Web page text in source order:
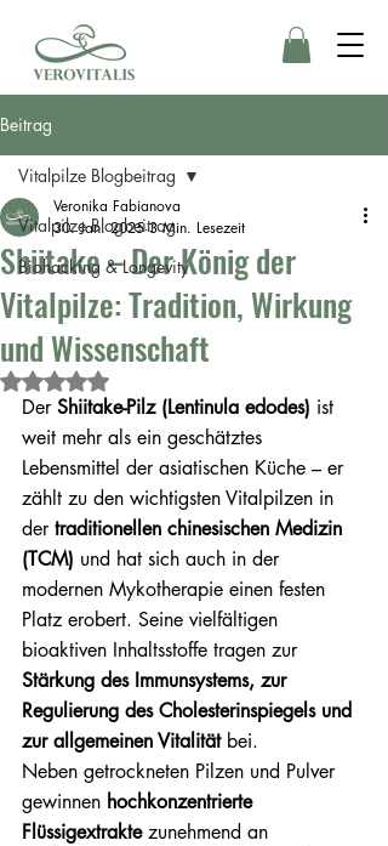
Beitrag
Vitalpilze Blogbeitrag
Biohacking & Longevity
Vitalpilze Blogbeitrag
Shiitake – Der König der
Vitalpilze: Tradition, Wirkung
und Wissenschaft
Veronika Fabianova
30. Jan. 2025 3 Min. Lesezeit
Mit NaN von 5 Sternen bewertet.
Der Shiitake-Pilz (Lentinula edodes) ist
weit mehr als ein geschätztes
Lebensmittel der asiatischen Küche – er
zählt zu den wichtigsten Vitalpilzen in
der traditionellen chinesischen Medizin
(TCM) und hat sich auch in der
modernen Mykotherapie einen festen
Platz erobert. Seine vielfältigen
bioaktiven Inhaltsstoffe tragen zur
Stärkung des Immunsystems, zur
Regulierung des Cholesterinspiegels und
zur allgemeinen Vitalität bei.
Neben getrockneten Pilzen und Pulver
gewinnen hochkonzentrierte
Flüssigextrakte zunehmend an